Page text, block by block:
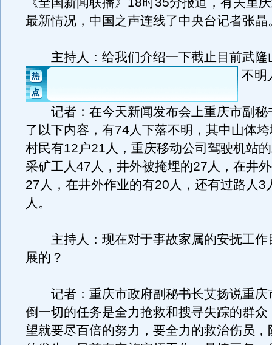
最新情况，中国之声连线了中央台记者张晶
主持人：给我们介绍一下截止目前武隆
不明
记者：在今天新闻发布会上重庆市副秘
了以下内容，有74人下落不明，其中山体
村民有12户21人，重庆移动公司驾驶机站
采矿工人47人，井外被掩埋的27人，在井
27人，在井外作业的有20人，还有过路人3
人。
主持人：现在对于事故家属的安抚工作
展的？
记者：重庆市政府副秘书长艾扬说重庆
倒一切的任务是全力抢救和搜寻失踪的群众
望就要尽百倍的努力，要全力的救治伤员，